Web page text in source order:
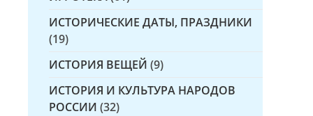
ИСТОРИЧЕСКИЕ ДАТЫ, ПРАЗДНИКИ
(19)
ИСТОРИЯ ВЕЩЕЙ (9)
ИСТОРИЯ И КУЛЬТУРА НАРОДОВ
РОССИИ (32)